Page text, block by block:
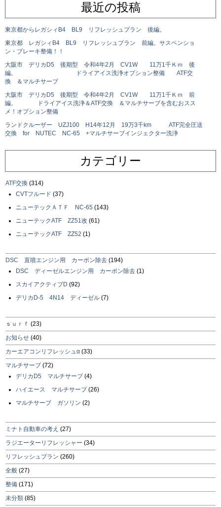
最近の投稿
東京都からレガシィB4 BL9 リフレッシュプラン 後編。
東京都 レガシィB4 BL9 リフレッシュプラン 前編。サスペンショ
ン・ブレーキ整備！！
大阪市 デリカD5 後期型 令和4年2月 CV1W 11万1千Ｋｍ 後
編。 ドライアイス洗浄オプション整備 ATF交
換 ＆マルチサーブ
大阪市 デリカD5 後期型 令和4年2月 CV1W 11万1千Ｋｍ 前
編。 ドライアイス洗浄＆ATF交換 ＆マルチサーブを含むおスス
メ！オプション整備
ランドクルーザー UZJ100 H14年12月 19万3千km ATF完全圧送
交換 for NUTEC NC-65 +マルチサーブインジェクター洗浄
カテゴリー
ATF交換 (314)
CVTフルード (37)
ニューテックＡＴＦ NC-65 (143)
ニューテックATF ZZ51改 (61)
ニューテックATF ZZ52 (1)
DSC 直噴エンジン用 カーボン除去 (194)
DSC ディーゼルエンジン用 カーボン除去 (1)
スカイアクティブD (92)
デリカD-5 4N14 ディーゼル (7)
ｓｕｒｆ (23)
お知らせ (40)
カーエアコンリフレッシュα (33)
マルチサーブ (72)
デリカD5 マルチサーブ (4)
ハイエース マルチサーブ (26)
マルチサーブ ガソリン (2)
ミナト自動車の考え (27)
ラジエーターリフレッシャー (34)
リフレッシュプラン (260)
全般 (27)
整備 (171)
未分類 (85)